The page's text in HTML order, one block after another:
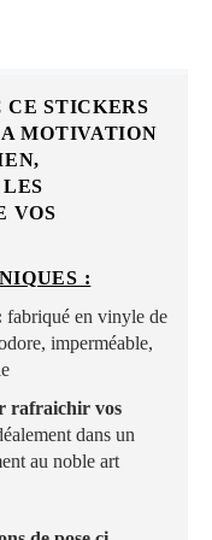
CE STICKERS
MOTIVATION
VOS
:
fabriqué en vinyle de
imperméable,
rafraichir vos
dans un
au noble art